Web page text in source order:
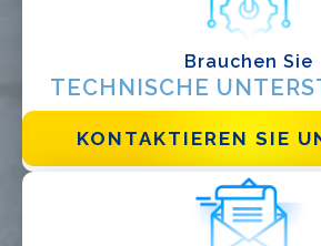
Brauchen Sie
TECHNISCHE
KONTAKTIEREN SIE